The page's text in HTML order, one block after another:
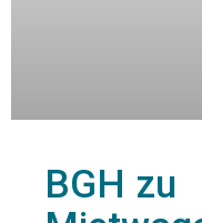
BGH zu